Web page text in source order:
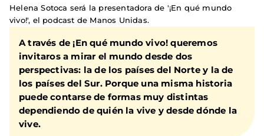
Helena Sotoca será la presentadora de '¡En qué mundo
vivo!', el podcast de Manos Unidas.
A través de¡En qué mundo vivo! queremos
invitaros a mirar el mundo desde dos
perspectivas: la de los países del Norte y la de
los países del Sur. Porque una misma historia
puede contarse de formas muy distintas
dependiendo de quién la vive y desde dónde la
vive.